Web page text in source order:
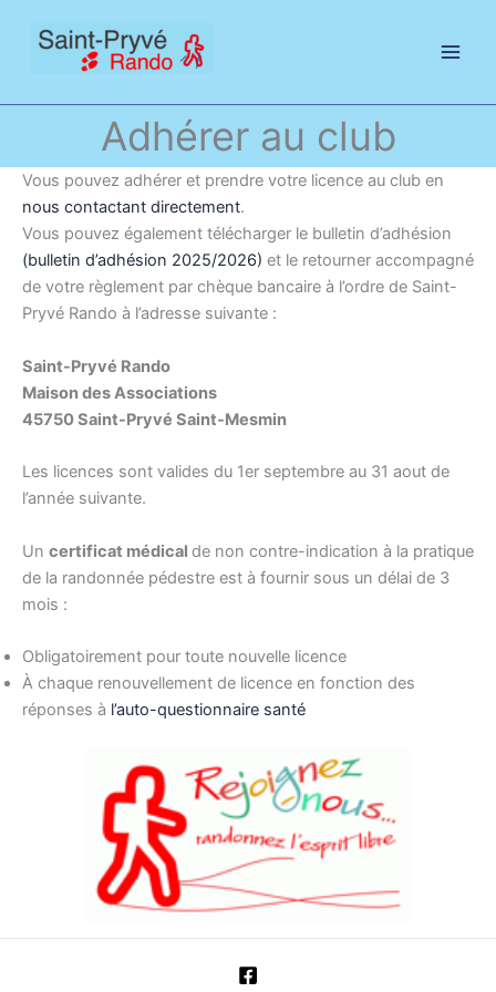
Adhérer au club
Vous pouvez adhérer et prendre votre licence au club en
nous contactant directement.
Vous pouvez également télécharger le bulletin d’adhésion
(bulletin d’adhésion 2025/2026) et le retourner accompagné
de votre règlement par chèque bancaire à l’ordre de Saint-
Pryvé Rando à l’adresse suivante :
Saint-Pryvé Rando
Maison des Associations
45750 Saint-Pryvé Saint-Mesmin
Les licences sont valides du 1er septembre au 31 aout de
l’année suivante.
Un certificat médical de non contre-indication à la pratique
de la randonnée pédestre est à fournir sous un délai de 3
mois :
Obligatoirement pour toute nouvelle licence
À chaque renouvellement de licence en fonction des
réponses à l’auto-questionnaire santé